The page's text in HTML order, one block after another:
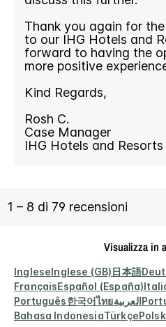
Visualizza in
IngleseInglese (GB)日本語
FrançaisEspañol (España)
Português한국어ไทยالعربية
Bahasa IndonesiaTürkçe